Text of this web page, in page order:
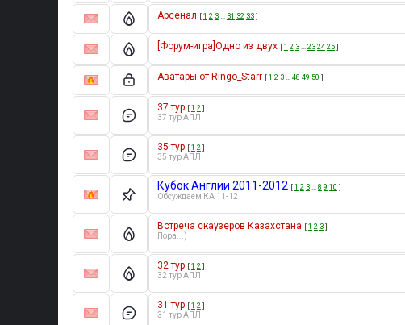
Арсенал [1 2 3… 31 32 33]
[Форум-игра]Одно из двух [1 2 3… 232425]
Аватары от Ringo_Starr [1 2 3… 48 49 50 ]
37 тур [1 2 ]
37 тур АПЛ
35 тур [1 2 ]
35 тур АПЛ
Кубок Англии 2011-2012 [1 2 3… 8 9 10 ]
Обсуждаем КА 11-12
Встреча скаузеров Казахстана [1 2 3]
Пора...)
32 тур [1 2 ]
32 тур АПЛ
31 тур [1 2 ]
31 тур АПЛ